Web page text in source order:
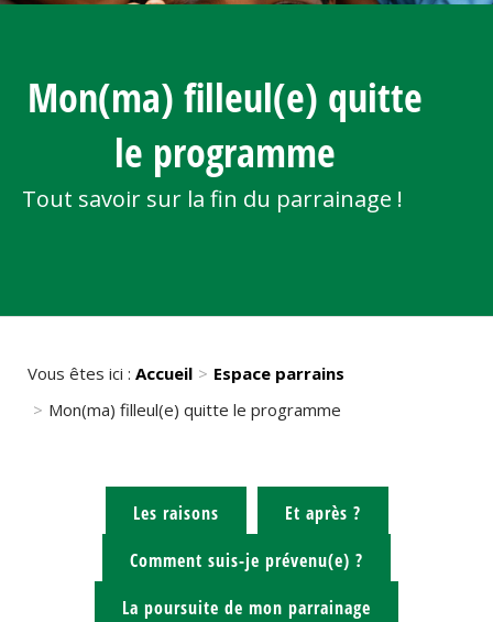
Mon(ma) filleul(e) quitte
le programme
Tout savoir sur la fin du parrainage !
Vous êtes ici : Accueil
Espace parrains
Mon(ma) filleul(e) quitte le programme
Les raisons
Et après ?
Comment suis-je prévenu(e) ?
La poursuite de mon parrainage